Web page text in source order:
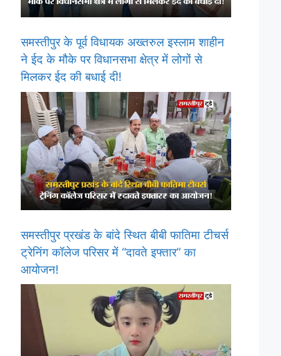
समस्तीपुर के पूर्व विधायक अख्तरुल इस्लाम शाहीन
ने ईद के मौके पर विधानसभा क्षेत्र में लोगों से
मिलकर ईद की बधाई दी!
समस्तीपुर प्रखंड के बांदे स्थित बीबी फातिमा टीचर्स
ट्रेनिंग कॉलेज परिसर में “दावते इफ्तार” का
आयोजन!